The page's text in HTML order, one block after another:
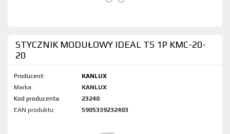
STYCZNIK MODUŁOWY IDEAL TS 1P KMC-20-
20
Producent:
KANLUX
Marka:
KANLUX
Kod produktu:
23240
EAN produktu:
5905339232403